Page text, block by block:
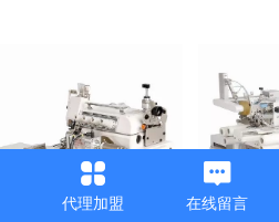
YC-01 自动上圆领
YC-06
筋机
代理加盟 在线留言